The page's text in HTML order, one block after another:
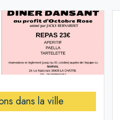
dans la ville